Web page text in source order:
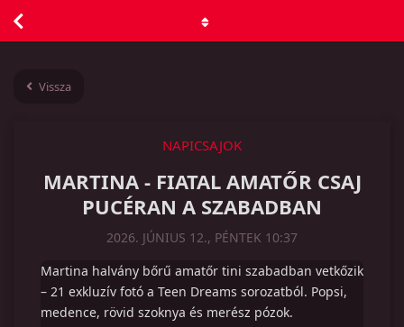
Vissza
NAPICSAJOK
MARTINA - FIATAL AMATŐR CSAJ
PUCÉRAN A SZABADBAN
2026. JÚNIUS 12., PÉNTEK 10:37
Martina halvány bőrű amatőr tini szabadban vetkőzik
– 21 exkluzív fotó a Teen Dreams sorozatból. Popsi,
medence, rövid szoknya és merész pózok.